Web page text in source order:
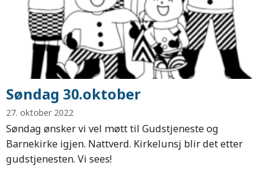
Søndag 30.oktober
27. oktober 2022
Søndag ønsker vi vel møtt til Gudstjeneste og
Barnekirke igjen. Nattverd. Kirkelunsj blir det etter
gudstjenesten. Vi sees!